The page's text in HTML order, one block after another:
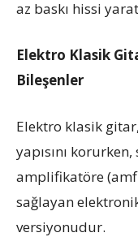
az baskı hissi
Elektro Klasik
Bileşenler
Elektro klasik
yapısını
amplifikatöre
sağlayan
versiyonudur.